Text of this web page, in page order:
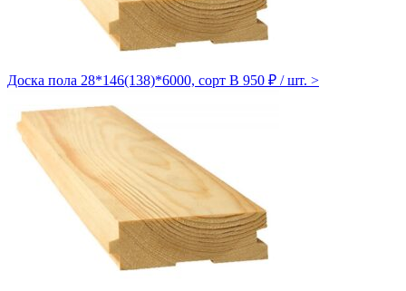
Доска пола 28*146(138)*6000, сорт B 950 ₽ / шт. >